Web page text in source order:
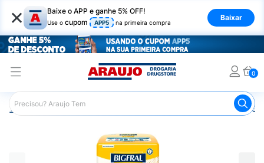
× Baixe o APP e ganhe 5% OFF!
Use o cupom APP5 na primeira compra
Baixar
0
Araujo Saúde e Bem Estar Fralda